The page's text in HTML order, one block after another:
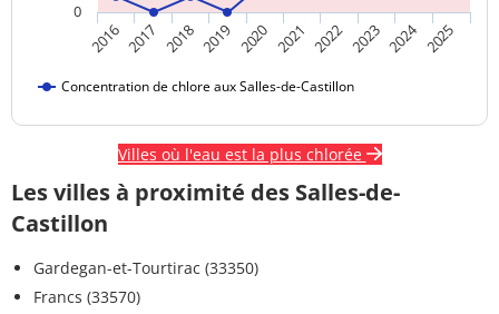
Concentration de chlore aux Salles-de-Castillon
2016 2017 2018 2019 2020 2021 2022 2023 2024 2025
0
Villes où l'eau est la plus chlorée
Les villes à proximité des Salles-de-
Castillon
Gardegan-et-Tourtirac (33350)
Francs (33570)